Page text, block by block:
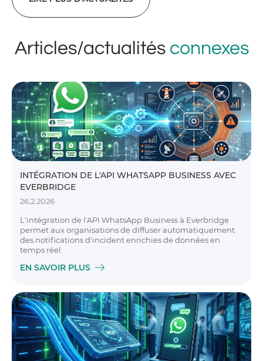
Articles/actualités connexes
INTÉGRATION DE L'API WHATSAPP BUSINESS AVEC
EVERBRIDGE
26.2.2026
L'intégration de l'API WhatsApp Business à Everbridge
permet aux organisations de diffuser automatiquement
des notifications d'incident enrichies de données en
temps réel.
EN SAVOIR PLUS